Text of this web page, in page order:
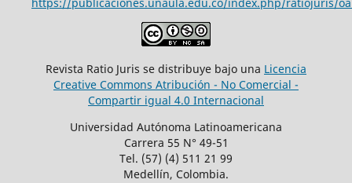
https://publicaciones.unaula.edu.co/index.php/ratiojuris/
Revista Ratio Juris se distribuye bajo una Licencia
Creative Commons Atribución - No Comercial -
Compartir igual 4.0 Internacional
Universidad Autónoma Latinoamericana
Carrera 55 N° 49-51
Tel. (57) (4) 511 21 99
Medellín, Colombia.